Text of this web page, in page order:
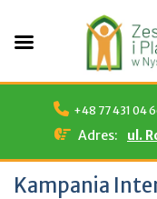
Skip
+48 77 431 04
Adres: ul.
Kampania